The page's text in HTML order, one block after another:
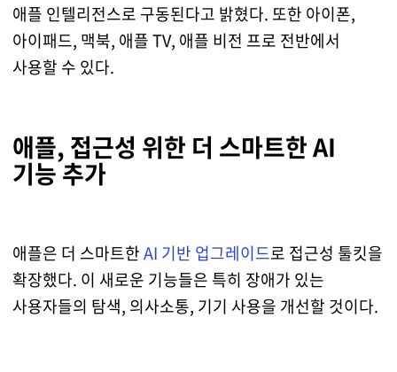
애플 인텔리전스로 구동된다고 밝혔다. 또한 아이폰,
아이패드, 맥북, 애플 TV, 애플 비전 프로 전반에서
사용할 수 있다.
애플, 접근성 위한 더 스마트한 AI
기능 추가
애플은 더 스마트한AI 기반 업그레이드로 접근성 툴킷을
확장했다. 이 새로운 기능들은 특히 장애가 있는
사용자들의 탐색, 의사소통, 기기 사용을 개선할 것이다.